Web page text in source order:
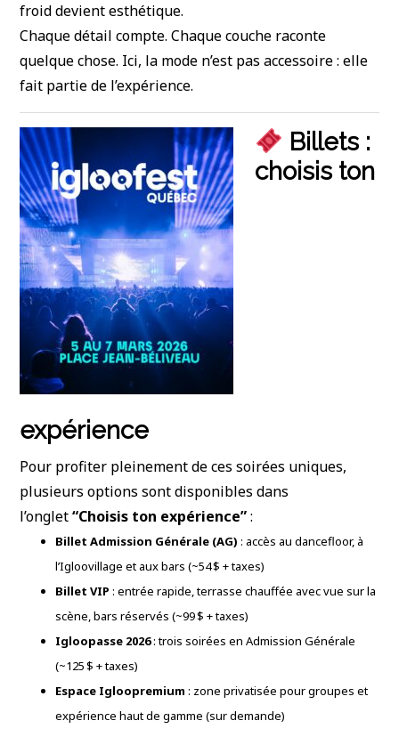
froid devient esthétique.
Chaque détail compte. Chaque couche raconte
quelque chose. Ici, la mode n’est pas accessoire : elle
fait partie de l’expérience.
Billets :
choisis ton
expérience
Pour profiter pleinement de ces soirées uniques,
plusieurs options sont disponibles dans
l’onglet“Choisis ton expérience”:
Billet Admission Générale (AG) : accès au dancefloor, à
l’Igloovillage et aux bars (~54 $ + taxes)
Billet VIP : entrée rapide, terrasse chauffée avec vue sur la
scène, bars réservés (~99 $ + taxes)
Igloopasse 2026: trois soirées en Admission Générale
(~125 $ + taxes)
Espace Igloopremium : zone privatisée pour groupes et
expérience haut de gamme (sur demande)